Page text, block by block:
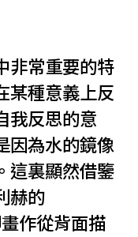
非常重要的特
某種意義上反
我反思的意
因為水的鏡像
這裏顯然借鑒
赫的
畫作從背面描